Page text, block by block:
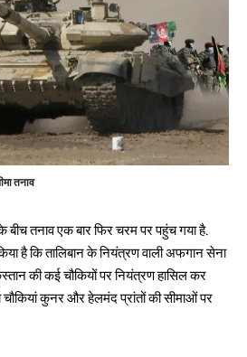
तनाव
तनाव एक बार फिर चरम पर पहुंच गया है.
है कि तालिबान के नियंत्रण वाली अफगान सेना
की कई चौकियों पर नियंत्रण हासिल कर
कुनर और हेलमंद प्रांतों की सीमाओं पर